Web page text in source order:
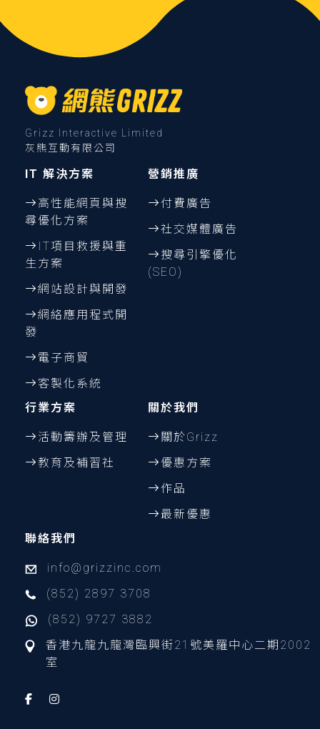
Grizz Interactive Limited
灰熊互動有限公司
IT 解決方案
高性能網頁與搜
尋優化方案
IT項目救援與重
生方案
網站設計與開發
網絡應用程式開
發
電子商貿
客製化系統
營銷推廣
付費廣告
社交媒體廣告
搜尋引擎優化
(SEO)
行業方案
活動籌辦及管理
教育及補習社
關於我們
關於Grizz
優惠方案
作品
最新優惠
聯絡我們
info@grizzinc.com
(852) 2897 3708
(852) 9727 3882
香港九龍九龍灣臨興街21號美羅中心二期2002
室